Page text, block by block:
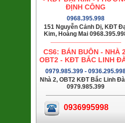
ĐỊNH CÔNG
0968.395.998
151 Nguyễn Cảnh Dị, KĐT
Kim, Hoàng Mai
CS6: BÁN BUÔN - NHÀ
OBT2 - KĐT BẮC LINH
0979.985.399 -
Nhà 2, OBT2 KĐT Bắc Linh
0979.985.399
0936995998